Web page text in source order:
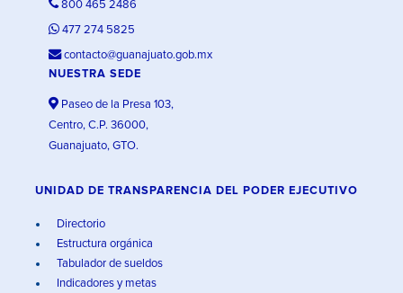
800 465 2486
477 274 5825
contacto@guanajuato.gob.mx
NUESTRA SEDE
Paseo de la Presa 103,
Centro, C.P. 36000,
Guanajuato, GTO.
UNIDAD DE TRANSPARENCIA DEL PODER EJECUTIVO
Directorio
Estructura orgánica
Tabulador de sueldos
Indicadores y metas